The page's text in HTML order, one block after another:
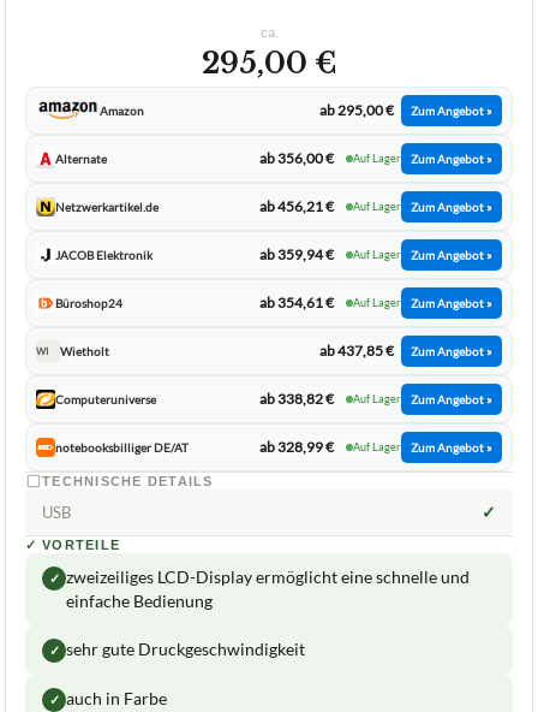
ca.
295,00 €
Amazon ab 295,00 € Zum Angebot »
Alternate ab 356,00 € Auf Lager Zum Angebot »
Netzwerkartikel.de ab 456,21 € Auf Lager Zum Angebot »
JACOB Elektronik ab 359,94 € Auf Lager Zum Angebot »
Büroshop24 ab 354,61 € Auf Lager Zum Angebot »
WI Wietholt ab 437,85 € Zum Angebot »
Computeruniverse ab 338,82 € Auf Lager Zum Angebot »
notebooksbilliger DE/AT ab 328,99 € Auf Lager Zum Angebot »
TECHNISCHE DETAILS
USB ✓
✓ VORTEILE
✓ zweizeiliges LCD-Display ermöglicht eine schnelle und
einfache Bedienung
✓ sehr gute Druckgeschwindigkeit
✓ auch in Farbe